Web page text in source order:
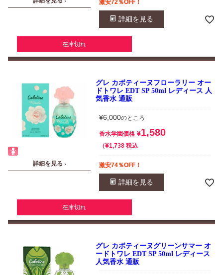
激安72％OFF！
詳細を見る
在庫切れ
詳細を見る ›
グレ カボティーヌフローラリー オー
ドトワレ EDT SP 50ml レディース 人
気香水 通販
¥6,000のところ
香水学園価格 ¥1,580
¥1,738 税込
激安74％OFF！
詳細を見る
在庫切れ
グレ カボティーヌグリーンサマー オ
ードトワレ EDT SP 50ml レディース
人気香水 通販